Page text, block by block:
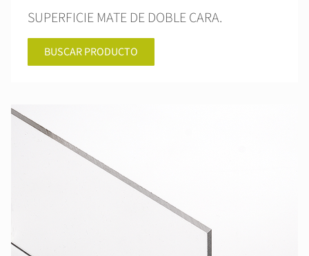
SUPERFICIE MATE DE DOBLE CARA.
BUSCAR PRODUCTO